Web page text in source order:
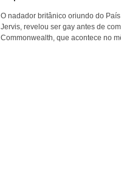
O nadador britânico oriundo do
Jervis, revelou ser gay antes de
Commonwealth, que acontece no